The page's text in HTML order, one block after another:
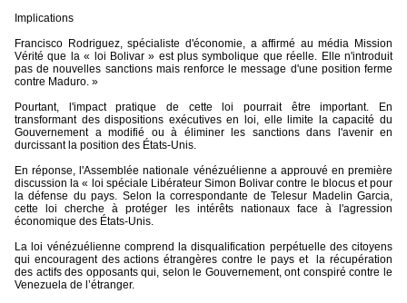
Implications
Francisco Rodriguez, spécialiste d'économie, a affirmé au média Mission
Vérité que la « loi Bolivar » est plus symbolique que réelle. Elle n'introduit
pas de nouvelles sanctions mais renforce le message d'une position ferme
contre Maduro. »
Pourtant, l'impact pratique de cette loi pourrait être important. En
transformant des dispositions exécutives en loi, elle limite la capacité du
Gouvernement a modifié ou à éliminer les sanctions dans l'avenir en
durcissant la position des États-Unis.
En réponse, l'Assemblée nationale vénézuélienne a approuvé en première
discussion la « loi spéciale Libérateur Simon Bolivar contre le blocus et pour
la défense du pays. Selon la correspondante de Telesur Madelin Garcia,
cette loi cherche à protéger les intérêts nationaux face à l'agression
économique des États-Unis.
La loi vénézuélienne comprend la disqualification perpétuelle des citoyens
qui encouragent des actions étrangères contre le pays et
la récupération
des actifs des opposants qui, selon le Gouvernement, ont conspiré contre le
Venezuela de l’étranger.